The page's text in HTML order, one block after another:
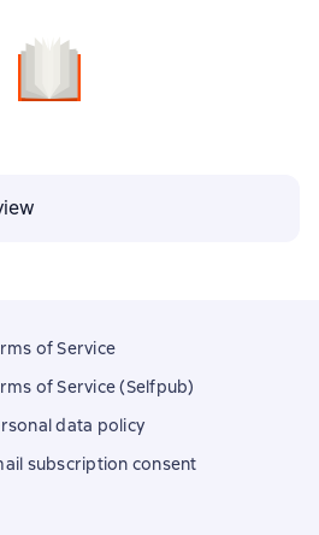
of Service
of Service (Selfpub)
data policy
subscription consent